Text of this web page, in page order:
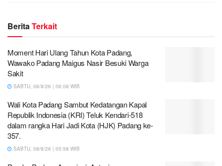
BeritaTerkait
Moment Hari Ulang Tahun Kota Padang,
Wawako Padang Maigus Nasir Besuki Warga
Sakit
SABTU, 08/8/26 | 06:08 WIB
Wali Kota Padang Sambut Kedatangan Kapal
Republik Indonesia (KRI) Teluk Kendari-518
dalam rangka Hari Jadi Kota (HJK) Padang ke-
357.
SABTU, 08/8/26 | 05:58 WIB